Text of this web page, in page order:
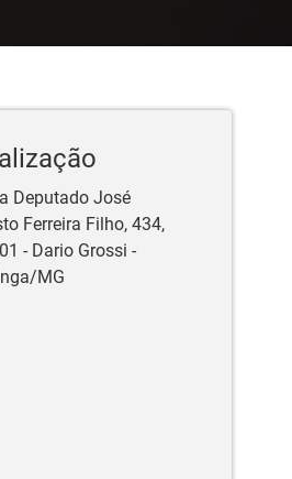
Deputado José
Ferreira Filho, 434,
- Dario Grossi -
MG